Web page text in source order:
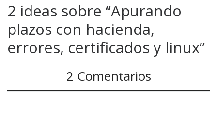
2 ideas sobre “Apurando
plazos con hacienda,
errores, certificados y linux”
2 Comentarios